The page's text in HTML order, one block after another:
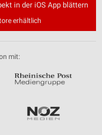
in der iOS App blättern
erhältlich
mit: